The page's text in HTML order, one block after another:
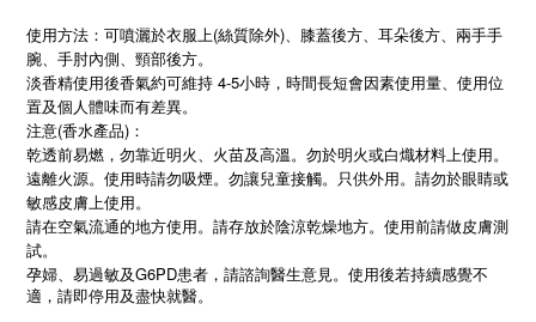
使用方法：可噴灑於衣服上(絲質除外)、膝蓋後方、耳朵後方、兩手手
腕、手肘內側、頸部後方。
淡香精使用後香氣約可維持 4-5小時，時間長短會因素使用量、使用位
置及個人體味而有差異。
注意(香水產品)：
乾透前易燃，勿靠近明火、火苗及高溫。勿於明火或白熾材料上使用。
遠離火源。使用時請勿吸煙。勿讓兒童接觸。只供外用。請勿於眼睛或
敏感皮膚上使用。
請在空氣流通的地方使用。請存放於陰涼乾燥地方。使用前請做皮膚測
試。
孕婦、易過敏及G6PD患者，請諮詢醫生意見。使用後若持續感覺不
適，請即停用及盡快就醫。